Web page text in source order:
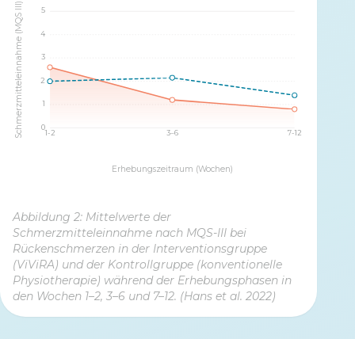
Schmerzmitteleinnahme (MQS III)
Erhebungszeitraum (Wochen)
0
1
2
3
4
5
1-2 3–6 7-12
Abbildung 2: Mittelwerte der
Schmerzmitteleinnahme nach MQS-III bei
Rückenschmerzen in der Interventionsgruppe
(ViViRA) und der Kontrollgruppe (konventionelle
Physiotherapie) während der Erhebungsphasen in
den Wochen 1–2, 3–6 und 7–12. (Hans et al. 2022)